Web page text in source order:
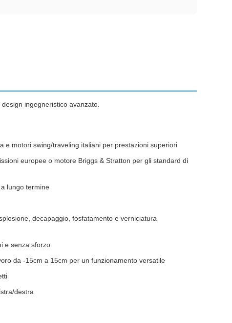
ingegneristico avanzato.
e motori swing/traveling italiani per prestazioni superiori
europee o motore Briggs & Stratton per gli standard di
lungo termine
decapaggio, fosfatamento e verniciatura
e senza sforzo
da -15cm a 15cm per un funzionamento versatile
destra